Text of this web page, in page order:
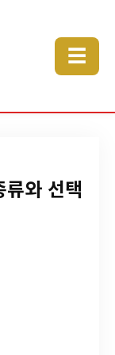
☰
와 선택